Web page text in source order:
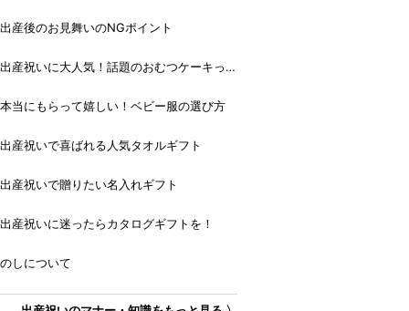
出産後のお見舞いのNGポイント
出産祝いに大人気！話題のおむつケーキっ
本当にもらって嬉しい！ベビー服の選び方
出産祝いで喜ばれる人気タオルギフト
出産祝いで贈りたい名入れギフト
出産祝いに迷ったらカタログギフトを！
のしについて